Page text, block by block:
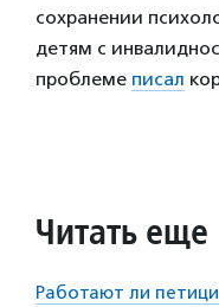
сохранении
детям с
проблеме писал
Читать еще
Работают ли